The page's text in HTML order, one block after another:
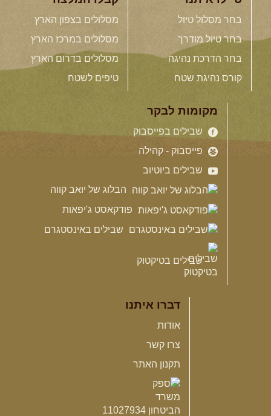
בחר מסלול טיול
בחר טיול מודרך
בחר הדרכת נהיגה
קורס נהיגת שטח
מסלולים בצפון הארץ
מסלולים במרכז הארץ
מסלולים בדרום הארץ
טיפים לשטח
מקומות לבקר
שבילים בפייסבוק
פייסבוק - קהילה
שבילים ביוטיוב
הבלוג של יואב קווה
פודקאסט ג'יפאות
שבילים באינסטגרם
שבילים בטיקטוק
דברו איתנו
אודות
צרו קשר
תקנון האתר